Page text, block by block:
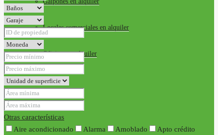
Locales comerciales en alquiler
Oficinas en alquiler
Requisitos
Contacto
Otras características
Aire acondicionado
Alarma Amoblado
Apto crédito